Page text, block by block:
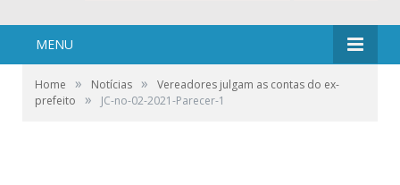
MENU
Home » Notícias »
Vereadores julgam as contas do ex-
prefeito
» JC-no-02-2021-Parecer-1